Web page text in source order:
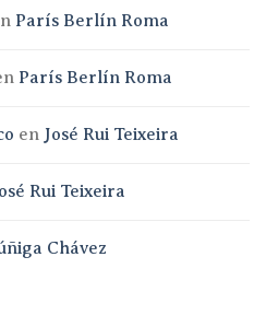
París Berlín Roma
París Berlín Roma
en José Rui Teixeira
Rui Teixeira
Chávez